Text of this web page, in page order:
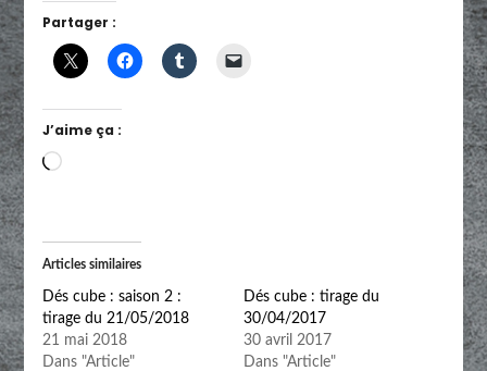
Partager :
J’aime ça :
Chargement…
Articles similaires
Dés cube : saison 2 :
tirage du 21/05/2018
21 mai 2018
Dans "Article"
Dés cube : tirage du
30/04/2017
30 avril 2017
Dans "Article"